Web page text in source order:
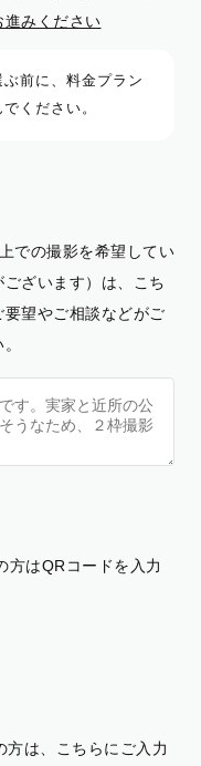
進みください
前に、料金プラン
ください。
での撮影を希望してい
ざいます）は、こち
望やご相談などがご
方はQRコードを入力
は、こちらにご入力